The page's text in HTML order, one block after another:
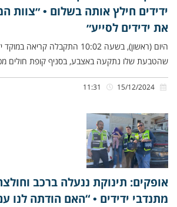
ידידים חילץ אותה בשלום • ״צוות
את ידידים לסייע״
היום (ראשון), בשעה 10:02 התקבלה
שהטבעת שלו נתקעה באצבע, בסניף קופת חולים
אופקים: תינוקת ננעלה ברכב
מתנדבי ידידים • “האם הודתה לנו